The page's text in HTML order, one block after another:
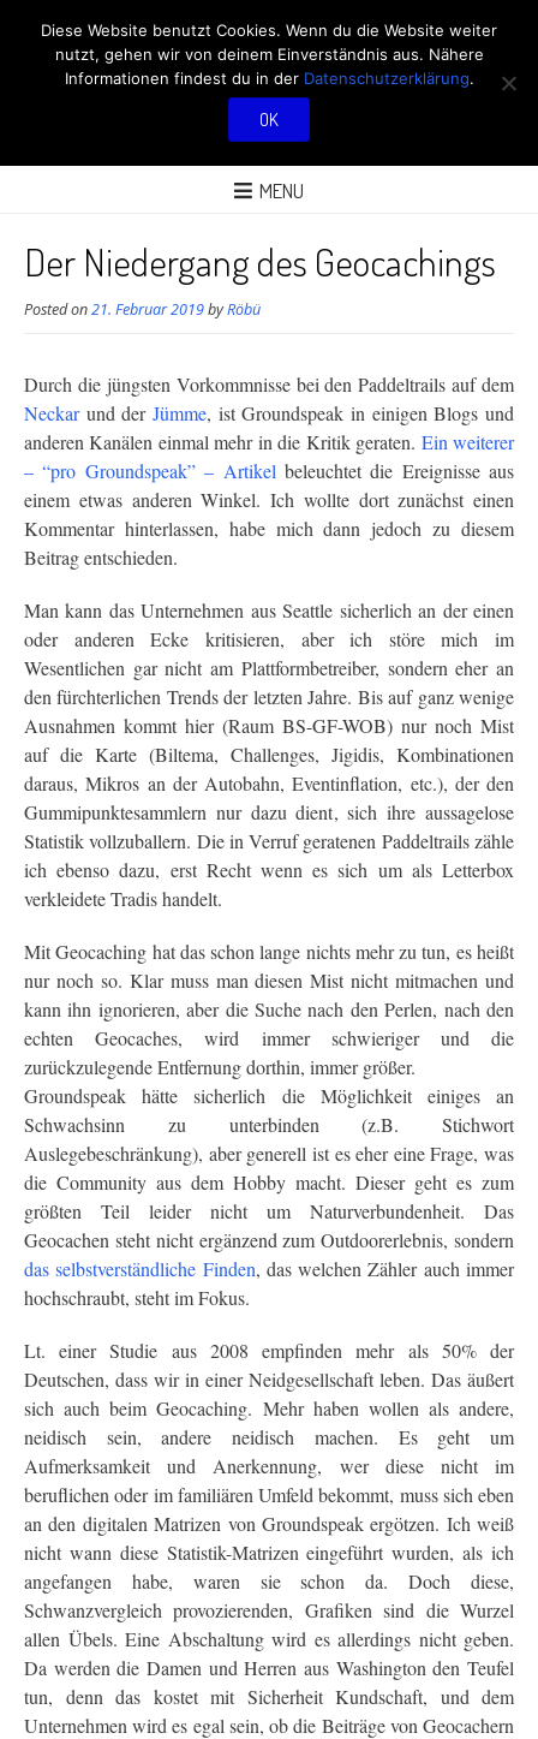
RÖBÜS OUTDOOR
BLOG
MENU
Der Niedergang des Geocachings
Posted on21. Februar 2019byRöbü
Durch die jüngsten Vorkommnisse bei den Paddeltrails auf dem
Neckarund derJümme, ist Groundspeak in einigen Blogs und
anderen Kanälen einmal mehr in die Kritik geraten. Ein weiterer
– “pro Groundspeak” – Artikel beleuchtet die Ereignisse aus
einem etwas anderen Winkel. Ich wollte dort zunächst einen
Kommentar hinterlassen, habe mich dann jedoch zu diesem
Beitrag entschieden.
Man kann das Unternehmen aus Seattle sicherlich an der einen
oder anderen Ecke kritisieren, aber ich störe mich im
Wesentlichen gar nicht am Plattformbetreiber, sondern eher an
den fürchterlichen Trends der letzten Jahre. Bis auf ganz wenige
Ausnahmen kommt hier (Raum BS-GF-WOB) nur noch Mist
auf die Karte (Biltema, Challenges, Jigidis, Kombinationen
daraus, Mikros an der Autobahn, Eventinflation, etc.), der den
Gummipunktesammlern nur dazu dient, sich ihre aussagelose
Statistik vollzuballern. Die in Verruf geratenen Paddeltrails zähle
ich ebenso dazu, erst Recht wenn es sich um als Letterbox
verkleidete Tradis handelt.
Mit Geocaching hat das schon lange nichts mehr zu tun, es heißt
nur noch so. Klar muss man diesen Mist nicht mitmachen und
kann ihn ignorieren, aber die Suche nach den Perlen, nach den
echten Geocaches, wird immer schwieriger und die
zurückzulegende Entfernung dorthin, immer größer.
Groundspeak hätte sicherlich die Möglichkeit einiges an
Schwachsinn zu unterbinden (z.B. Stichwort
Auslegebeschränkung), aber generell ist es eher eine Frage, was
die Community aus dem Hobby macht. Dieser geht es zum
größten Teil leider nicht um Naturverbundenheit. Das
Geocachen steht nicht ergänzend zum Outdoorerlebnis, sondern
das selbstverständliche Finden, das welchen Zähler auch immer
hochschraubt, steht im Fokus.
Lt. einer Studie aus 2008 empfinden mehr als 50% der
Deutschen, dass wir in einer Neidgesellschaft leben. Das äußert
sich auch beim Geocaching. Mehr haben wollen als andere,
neidisch sein, andere neidisch machen. Es geht um
Aufmerksamkeit und Anerkennung, wer diese nicht im
beruflichen oder im familiären Umfeld bekommt, muss sich eben
an den digitalen Matrizen von Groundspeak ergötzen. Ich weiß
nicht wann diese Statistik-Matrizen eingeführt wurden, als ich
angefangen habe, waren sie schon da. Doch diese,
Schwanzvergleich provozierenden, Grafiken sind die Wurzel
allen Übels. Eine Abschaltung wird es allerdings nicht geben.
Da werden die Damen und Herren aus Washington den Teufel
tun, denn das kostet mit Sicherheit Kundschaft, und dem
Unternehmen wird es egal sein, ob die Beiträge von Geocachern
Diese Website benutzt Cookies. Wenn du die Website weiter
nutzt, gehen wir von deinem Einverständnis aus. Nähere
Informationen findest du in der Datenschutzerklärung.
OK